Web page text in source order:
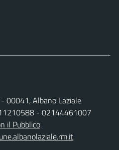
00041, Albano Laziale
- 02144461007
il Pubblico